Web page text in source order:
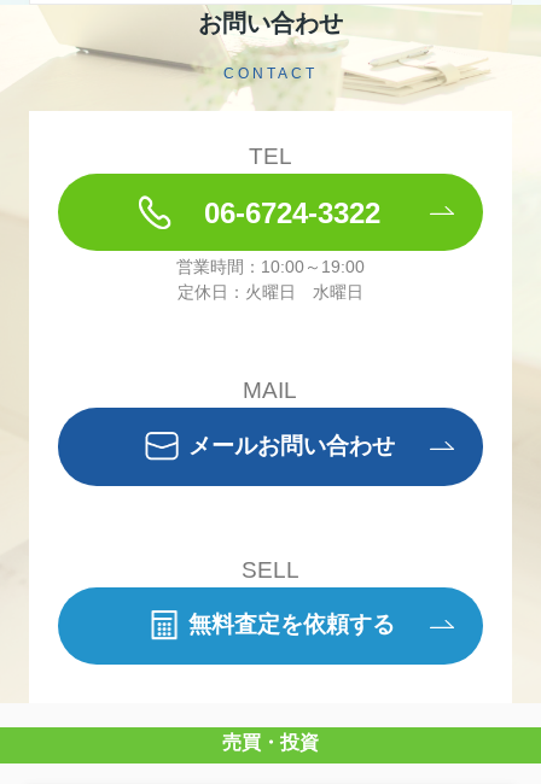
お問い合わせ
CONTACT
TEL
06-6724-3322
営業時間：10:00～19:00
定休日：火曜日 水曜日
MAIL
メールお問い合わせ
SELL
無料査定を依頼する
売買・投資